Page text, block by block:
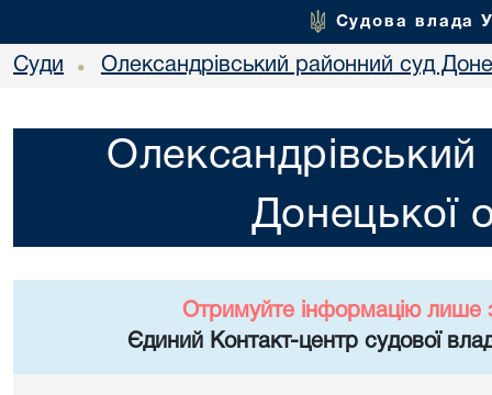
Судова влада
Суди • Олександрівський районний суд
Донецької
Отримуйте інформацію лише
Єдиний Контакт-центр судової